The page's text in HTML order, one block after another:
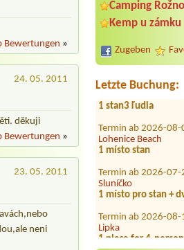
Camping
Kemp u zámku
Zugeben
Letzte Buchung:
Termin ab 2026-07-
1x Stellplatz mit
Termin ab 2026-
Danaj na Lučině
1 stan3 ľudia
Termin ab 2026-08-
Lohenice Beach
1 místo stan
Termin ab 2026-07-
Sluníčko
1 místo pro stan +
Termin ab 2026-
Lipka
1 place for 4-
children, car,
Bewertungen »
24. 05. 2011
děkuji
Bewertungen »
23. 05. 2011
neni